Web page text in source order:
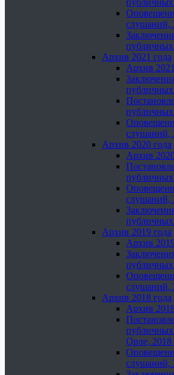
слушаний,
Архив 2021 года
Архив
слушаний,
Архив 2020 года
Архив
слушаний,
Архив 2019 года
Архив
слушаний,
Архив 2018 года
Архив
Орле, 2018
слушаний,